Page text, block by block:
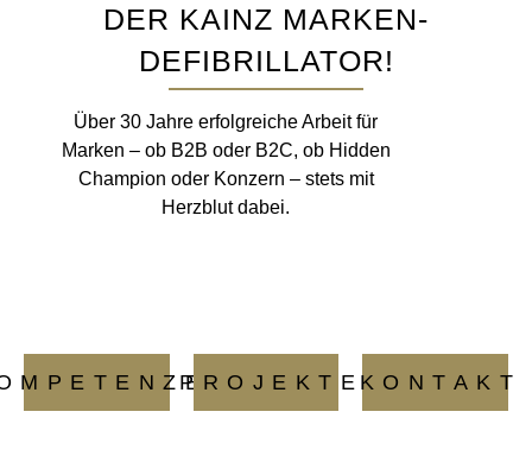
DER KAINZ MARKEN-
DEFIBRILLATOR!
Über 30 Jahre erfolgreiche Arbeit für
Marken – ob B2B oder B2C, ob Hidden
Champion oder Konzern – stets mit
Herzblut dabei.
PROJEKTEKONTAKT